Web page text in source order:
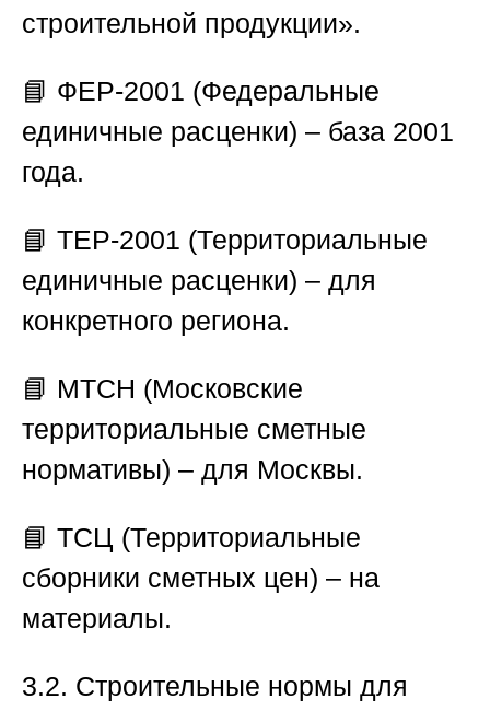
строительной продукции».
📘 ФЕР-2001 (Федеральные
единичные расценки) – база 2001
года.
📘 ТЕР-2001 (Территориальные
единичные расценки) – для
конкретного региона.
📘 МТСН (Московские
территориальные сметные
нормативы) – для Москвы.
📘 ТСЦ (Территориальные
сборники сметных цен) – на
материалы.
3.2. Строительные нормы для